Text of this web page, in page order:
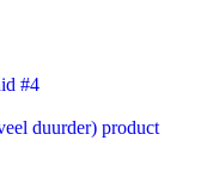
#4
duurder) product